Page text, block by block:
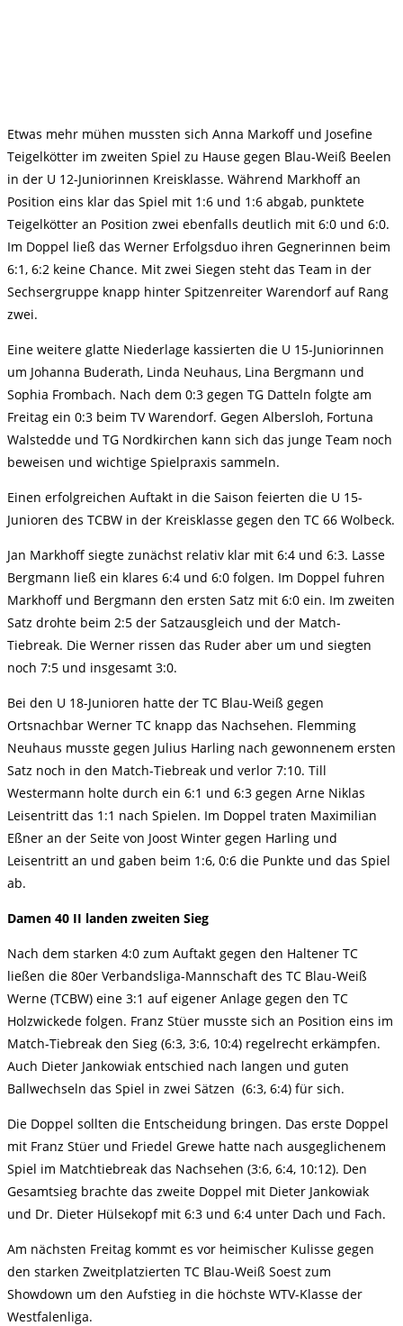
Etwas mehr mühen mussten sich Anna Markoff und Josefine
Teigelkötter im zweiten Spiel zu Hause gegen Blau-Weiß Beelen
in der U 12-Juniorinnen Kreisklasse. Während Markhoff an
Position eins klar das Spiel mit 1:6 und 1:6 abgab, punktete
Teigelkötter an Position zwei ebenfalls deutlich mit 6:0 und 6:0.
Im Doppel ließ das Werner Erfolgsduo ihren Gegnerinnen beim
6:1, 6:2 keine Chance. Mit zwei Siegen steht das Team in der
Sechsergruppe knapp hinter Spitzenreiter Warendorf auf Rang
zwei.
Eine weitere glatte Niederlage kassierten die U 15-Juniorinnen
um Johanna Buderath, Linda Neuhaus, Lina Bergmann und
Sophia Frombach. Nach dem 0:3 gegen TG Datteln folgte am
Freitag ein 0:3 beim TV Warendorf. Gegen Albersloh, Fortuna
Walstedde und TG Nordkirchen kann sich das junge Team noch
beweisen und wichtige Spielpraxis sammeln.
Einen erfolgreichen Auftakt in die Saison feierten die U 15-
Junioren des TCBW in der Kreisklasse gegen den TC 66 Wolbeck.
Jan Markhoff siegte zunächst relativ klar mit 6:4 und 6:3. Lasse
Bergmann ließ ein klares 6:4 und 6:0 folgen. Im Doppel fuhren
Markhoff und Bergmann den ersten Satz mit 6:0 ein. Im zweiten
Satz drohte beim 2:5 der Satzausgleich und der Match-
Tiebreak. Die Werner rissen das Ruder aber um und siegten
noch 7:5 und insgesamt 3:0.
Bei den U 18-Junioren hatte der TC Blau-Weiß gegen
Ortsnachbar Werner TC knapp das Nachsehen. Flemming
Neuhaus musste gegen Julius Harling nach gewonnenem ersten
Satz noch in den Match-Tiebreak und verlor 7:10. Till
Westermann holte durch ein 6:1 und 6:3 gegen Arne Niklas
Leisentritt das 1:1 nach Spielen. Im Doppel traten Maximilian
Eßner an der Seite von Joost Winter gegen Harling und
Leisentritt an und gaben beim 1:6, 0:6 die Punkte und das Spiel
ab.
Damen 40 II landen zweiten Sieg
Nach dem starken 4:0 zum Auftakt gegen den Haltener TC
ließen die 80er Verbandsliga-Mannschaft des TC Blau-Weiß
Werne (TCBW) eine 3:1 auf eigener Anlage gegen den TC
Holzwickede folgen. Franz Stüer musste sich an Position eins im
Match-Tiebreak den Sieg (6:3, 3:6, 10:4) regelrecht erkämpfen.
Auch Dieter Jankowiak entschied nach langen und guten
Ballwechseln das Spiel in zwei Sätzen (6:3, 6:4) für sich.
Die Doppel sollten die Entscheidung bringen. Das erste Doppel
mit Franz Stüer und Friedel Grewe hatte nach ausgeglichenem
Spiel im Matchtiebreak das Nachsehen (3:6, 6:4, 10:12). Den
Gesamtsieg brachte das zweite Doppel mit Dieter Jankowiak
und Dr. Dieter Hülsekopf mit 6:3 und 6:4 unter Dach und Fach.
Am nächsten Freitag kommt es vor heimischer Kulisse gegen
den starken Zweitplatzierten TC Blau-Weiß Soest zum
Showdown um den Aufstieg in die höchste WTV-Klasse der
Westfalenliga.